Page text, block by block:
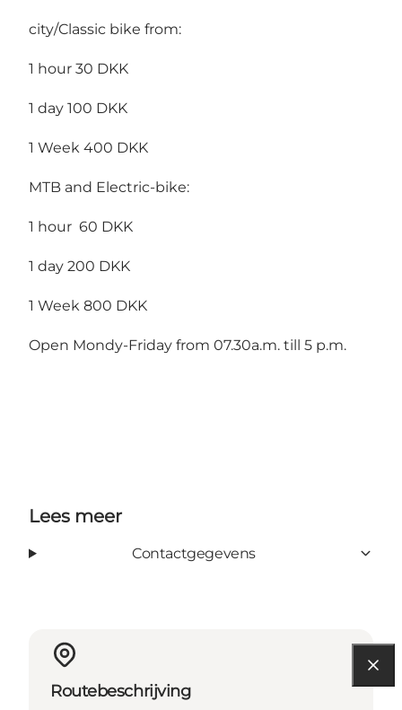
city/Classic bike from:
1 hour 30 DKK
1 day 100 DKK
1 Week 400 DKK
MTB and Electric-bike:
1 hour 60 DKK
1 day 200 DKK
1 Week 800 DKK
Open Mondy-Friday from 07.30a.m. till 5 p.m.
Lees meer
Contactgegevens
Routebeschrijving